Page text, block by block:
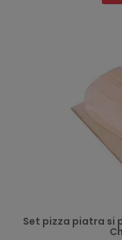
Set pizza piatra si